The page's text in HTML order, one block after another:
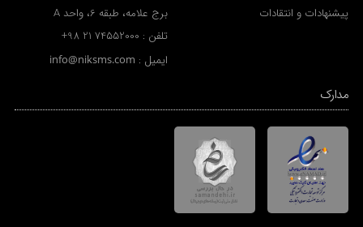
پیشنهادات و انتقادات
برج علامه، طبقه 6، واحد A
تلفن : +98 21 74552000
ایمیل : info@niksms.com
مدارک